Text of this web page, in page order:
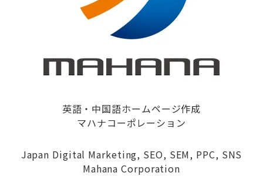
英語・中国語ホームページ作成
マハナコーポレーション
Japan Digital Marketing, SEO, SEM, PPC, SNS
Mahana Corporation